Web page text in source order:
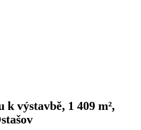
k výstavbě, 1 409 m²,